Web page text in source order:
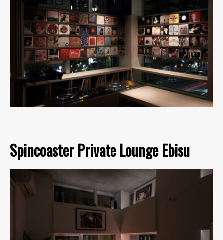
Spincoaster Private Lounge Ebisu